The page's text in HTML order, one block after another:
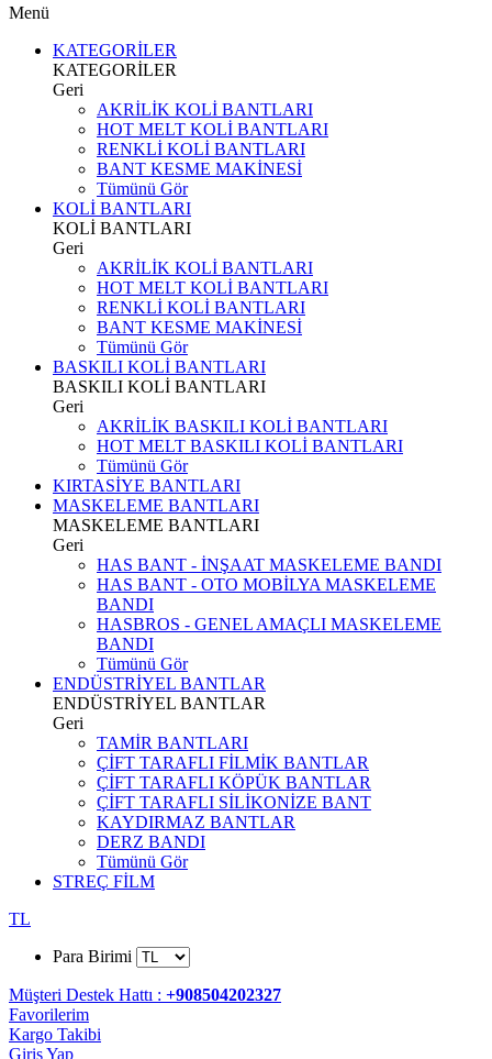
Menü
KATEGORİLER
KATEGORİLER
Geri
AKRİLİK KOLİ BANTLARI
HOT MELT KOLİ BANTLARI
RENKLİ KOLİ BANTLARI
BANT KESME MAKİNESİ
Tümünü Gör
KOLİ BANTLARI
KOLİ BANTLARI
Geri
AKRİLİK KOLİ BANTLARI
HOT MELT KOLİ BANTLARI
RENKLİ KOLİ BANTLARI
BANT KESME MAKİNESİ
Tümünü Gör
BASKILI KOLİ BANTLARI
BASKILI KOLİ BANTLARI
Geri
AKRİLİK BASKILI KOLİ BANTLARI
HOT MELT BASKILI KOLİ BANTLARI
Tümünü Gör
KIRTASİYE BANTLARI
MASKELEME BANTLARI
MASKELEME BANTLARI
Geri
HAS BANT - İNŞAAT MASKELEME BANDI
HAS BANT - OTO MOBİLYA MASKELEME
BANDI
HASBROS - GENEL AMAÇLI MASKELEME
BANDI
Tümünü Gör
ENDÜSTRİYEL BANTLAR
ENDÜSTRİYEL BANTLAR
Geri
TAMİR BANTLARI
ÇİFT TARAFLI FİLMİK BANTLAR
ÇİFT TARAFLI KÖPÜK BANTLAR
ÇİFT TARAFLI SİLİKONİZE BANT
KAYDIRMAZ BANTLAR
DERZ BANDI
Tümünü Gör
STREÇ FİLM
TL
Para Birimi
Müşteri Destek Hattı : +908504202327
Favorilerim
Kargo Takibi
Giriş Yap